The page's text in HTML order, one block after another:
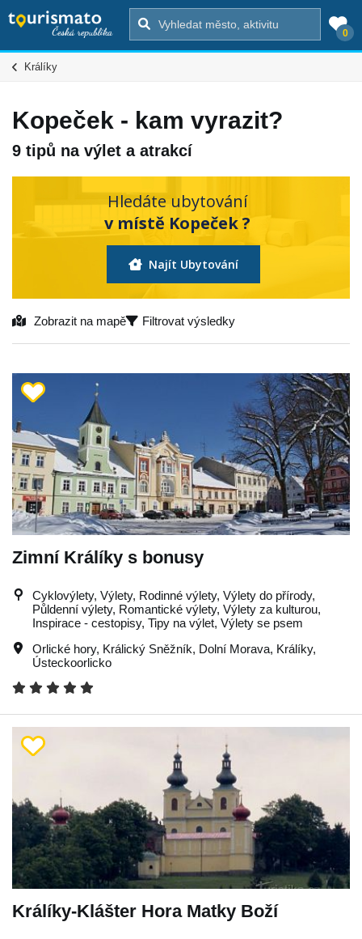
0
Králíky
Kopeček - kam vyrazit?
9 tipů na výlet a atrakcí
Hledáte ubytování
v místě Kopeček ?
Najít Ubytování
Zobrazit na mapě Filtrovat výsledky
Zimní Králíky s bonusy
Cyklovýlety, Výlety, Rodinné výlety, Výlety do přírody,
Půldenní výlety, Romantické výlety, Výlety za kulturou,
Inspirace - cestopisy, Tipy na výlet, Výlety se psem
Orlické hory, Králický Sněžník, Dolní Morava, Králíky,
Ústeckoorlicko
Králíky-Klášter Hora Matky Boží